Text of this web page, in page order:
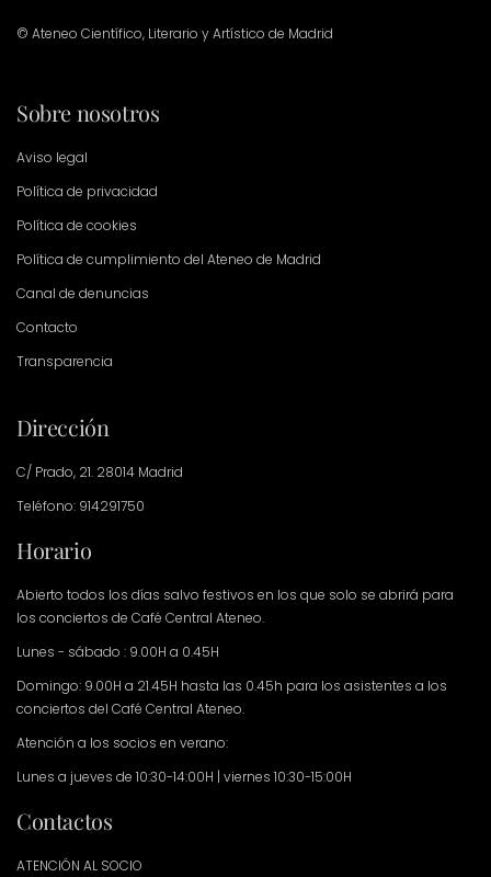
© Ateneo Científico, Literario y Artístico de Madrid
Sobre nosotros
Aviso legal
Política de privacidad
Política de cookies
Política de cumplimiento del Ateneo de Madrid
Canal de denuncias
Contacto
Transparencia
Dirección
C/ Prado, 21. 28014 Madrid
Teléfono: 914291750
Horario
Abierto todos los días salvo festivos en los que solo se abrirá para
los conciertos de Café Central Ateneo.
Lunes - sábado : 9.00H a 0.45H
Domingo: 9.00H a 21.45H hasta las 0.45h para los asistentes a los
conciertos del Café Central Ateneo.
Atención a los socios en verano:
Lunes a jueves de 10:30-14:00H | viernes 10:30-15:00H
Contactos
ATENCIÓN AL SOCIO